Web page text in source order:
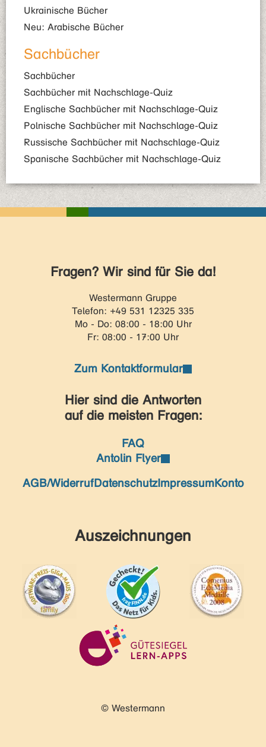
Ukrainische Bücher
Neu: Arabische Bücher
Sachbücher
Sachbücher
Sachbücher mit Nachschlage-Quiz
Englische Sachbücher mit Nachschlage-Quiz
Polnische Sachbücher mit Nachschlage-Quiz
Russische Sachbücher mit Nachschlage-Quiz
Spanische Sachbücher mit Nachschlage-Quiz